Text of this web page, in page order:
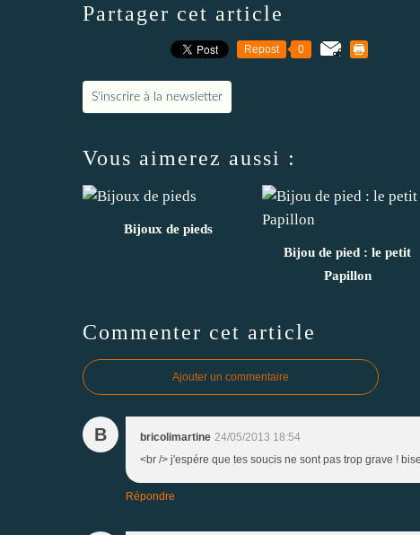
Partager cet article
Repost 0
S'inscrire à la newsletter
Vous aimerez aussi :
Bijoux de pieds
Bijou de pied : le petit
Papillon
Commenter cet article
Ajouter un commentaire
B bricolimartine 24/05/2013 18:54
<br /> j'espére que tes soucis ne sont pas trop grave !
Répondre